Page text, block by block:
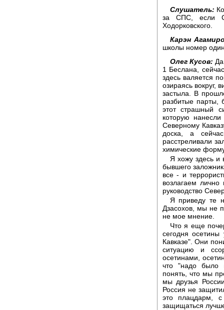
Слушатель:
за СПС, если
Ходорковского.
Карэн
школы номер
Олег Кусов:
1 Беслана,
здесь валяется
озираясь вокруг,
застыла. В
разбитые парты,
этот страшный
которую
Северному
доска, а
расстреливали
химические
Я хожу здесь и
бывшего
все - и
возлагаем
руководство
Я приведу те
Дзасохов, мы не
не мое мнение.
Что я еще
сегодня
Кавказе". Они
ситуацию и
осетинами,
что "надо было
понять, что мы
мы друзья
Россия не
это плацдарм, с
защищаться